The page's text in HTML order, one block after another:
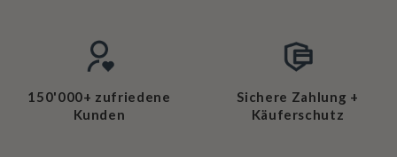
150'000+ zufriedene
Kunden
Sichere Zahlung +
Käuferschutz